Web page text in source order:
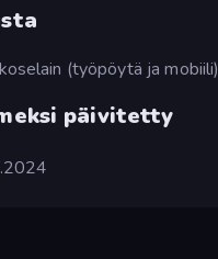
(työpöytä ja mobiili)
päivitetty